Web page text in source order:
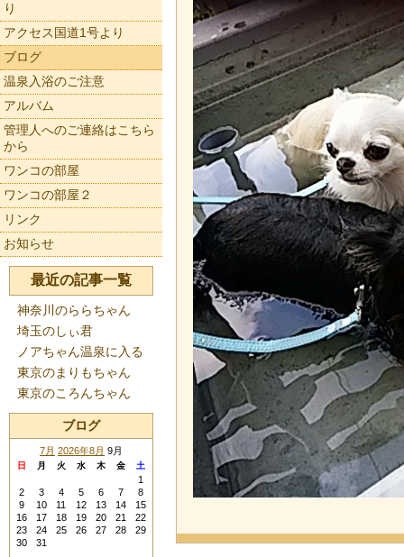
り
アクセス国道1号より
ブログ
温泉入浴のご注意
アルバム
管理人へのご連絡はこちら
から
ワンコの部屋
ワンコの部屋２
リンク
お知らせ
最近の記事一覧
神奈川のららちゃん
埼玉のしぃ君
ノアちゃん温泉に入る
東京のまりもちゃん
東京のころんちゃん
ブログ
7月 2026年8月 9月
日 月 火 水 木 金 土
1
2
3 4 5 6 7
8
9
10 11 12 13 14
15
16
17 18 19 20 21
22
23
24 25 26 27 28
29
30
31